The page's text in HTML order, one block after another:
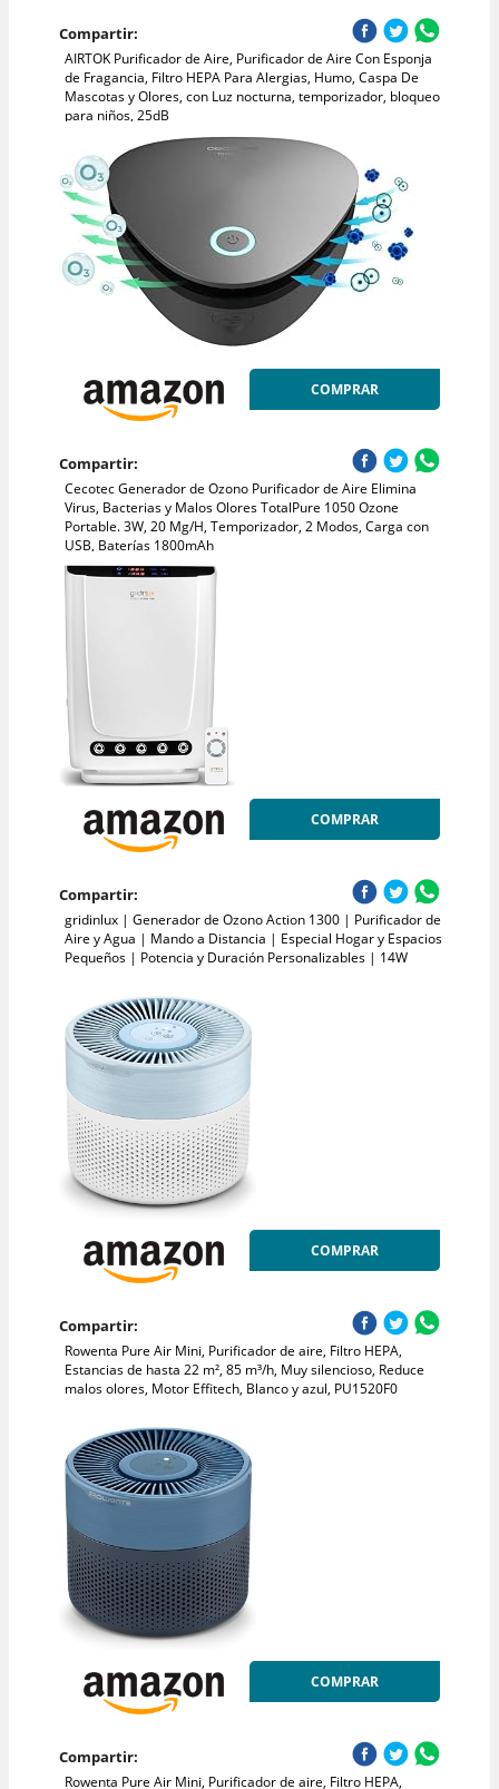
Compartir:
AIRTOK Purificador de Aire, Purificador de Aire Con Esponja
de Fragancia, Filtro HEPA Para Alergias, Humo, Caspa De
Mascotas y Olores, con Luz nocturna, temporizador, bloqueo
para niños, 25dB
COMPRAR
Compartir:
Cecotec Generador de Ozono Purificador de Aire Elimina
Virus, Bacterias y Malos Olores TotalPure 1050 Ozone
Portable. 3W, 20 Mg/H, Temporizador, 2 Modos, Carga con
USB, Baterías 1800mAh
COMPRAR
Compartir:
gridinlux | Generador de Ozono Action 1300 | Purificador de
Aire y Agua | Mando a Distancia | Especial Hogar y Espacios
Pequeños | Potencia y Duración Personalizables | 14W
COMPRAR
Compartir:
Rowenta Pure Air Mini, Purificador de aire, Filtro HEPA,
Estancias de hasta 22 m², 85 m³/h, Muy silencioso, Reduce
malos olores, Motor Effitech, Blanco y azul, PU1520F0
COMPRAR
Compartir:
Rowenta Pure Air Mini, Purificador de aire, Filtro HEPA,